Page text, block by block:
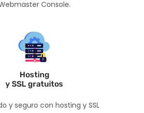
Console.
Hosting
y SSL gratuitos
y seguro con hosting y SSL